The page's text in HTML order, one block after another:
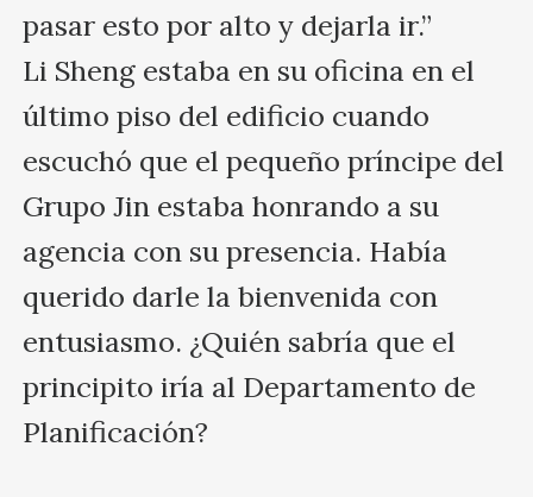
pasar esto por alto y dejarla ir.”
Li Sheng estaba en su oficina en el
último piso del edificio cuando
escuchó que el pequeño príncipe del
Grupo Jin estaba honrando a su
agencia con su presencia. Había
querido darle la bienvenida con
entusiasmo. ¿Quién sabría que el
principito iría al Departamento de
Planificación?